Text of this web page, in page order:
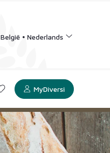
België • Nederlands
MyDiversi